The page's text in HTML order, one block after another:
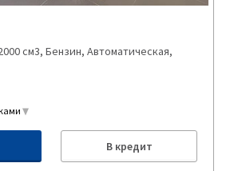
см3, Бензин, Автоматическая,
В кредит